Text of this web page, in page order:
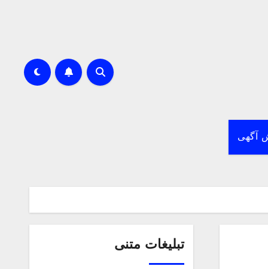
آگهی
تبلیغات متنی